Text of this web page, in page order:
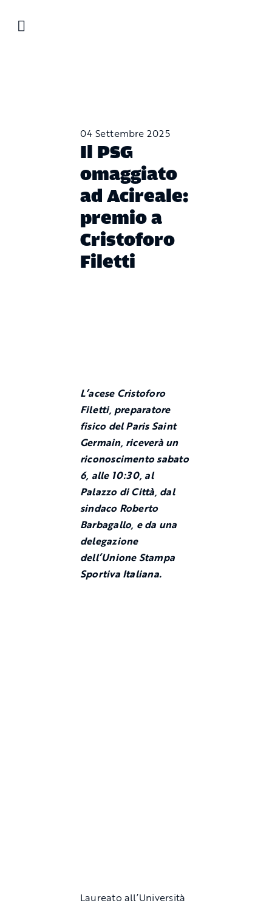
04 Settembre 2025
Il PSG
omaggiato
ad Acireale:
premio a
Cristoforo
Filetti
L’acese Cristoforo
Filetti, preparatore
fisico del Paris Saint
Germain, riceverà un
riconoscimento sabato
6, alle 10:30, al
Palazzo di Città, dal
sindaco Roberto
Barbagallo, e da una
delegazione
dell’Unione Stampa
Sportiva Italiana.
Laureato all’Università